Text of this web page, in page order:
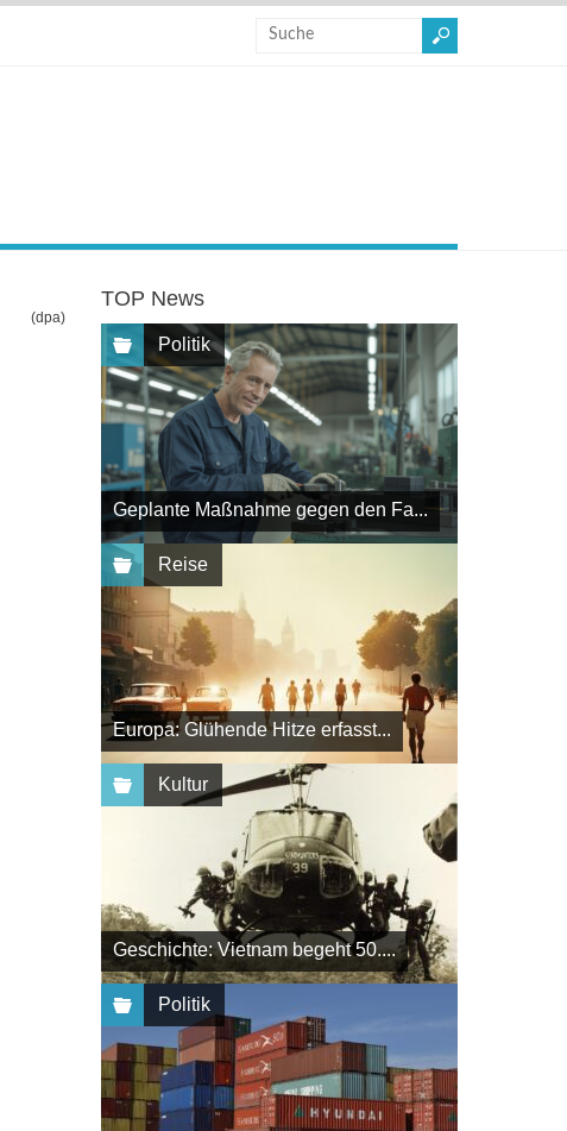
(dpa)
TOP News
Politik
Geplante Maßnahme gegen den Fa...
Reise
Europa: Glühende Hitze erfasst...
Kultur
Geschichte: Vietnam begeht 50....
Politik